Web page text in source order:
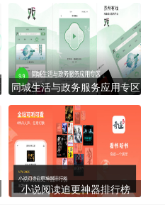
同城生活与政务服务应用专区
小说阅读追更神器排行榜